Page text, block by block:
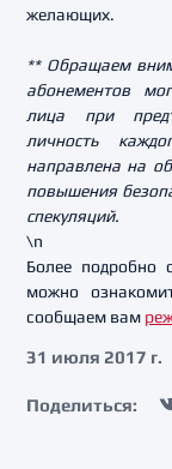
желающих.
** Обращаем
абонементов
лица при
личность
направлена на
повышения
спекуляций.
\n
Более подробно
можно
сообщаем вам
31 июля 2017 г.
Поделиться: